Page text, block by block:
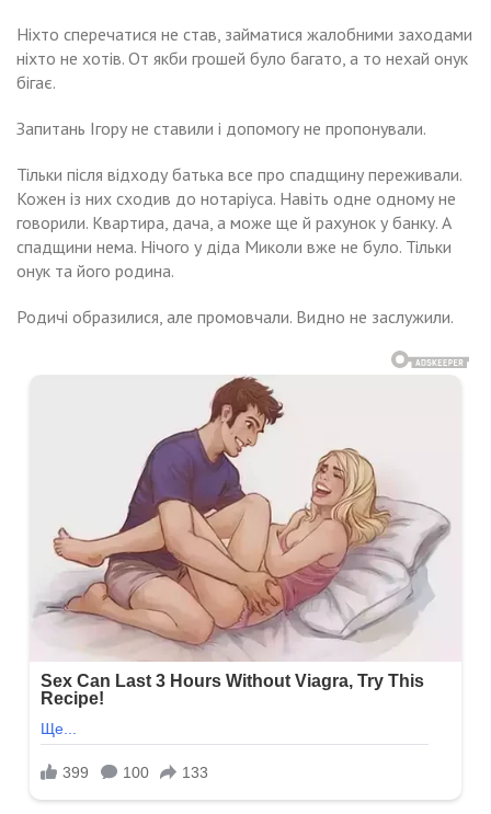
Ніхто сперечатися не став, займатися жалобними заходами
ніхто не хотів. От якби грошей було багато, а то нехай онук
бігає.
Запитань Ігору не ставили і допомогу не пропонували.
Тільки після відходу батька все про спадщину переживали.
Кожен із них сходив до нотаріуса. Навіть одне одному не
говорили. Квартира, дача, а може ще й рахунок у банку. А
спадщини нема. Нічого у діда Миколи вже не було. Тільки
онук та його родина.
Родичі образилися, але промовчали. Видно не заслужили.